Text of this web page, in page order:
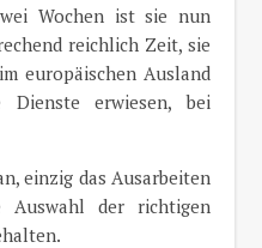
Wochen ist sie nun
reichlich Zeit, sie
europäischen Ausland
erwiesen, bei
einzig das Ausarbeiten
der richtigen